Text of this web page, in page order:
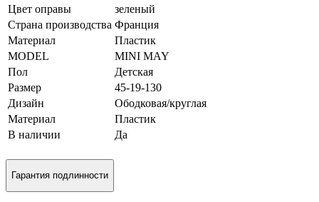
Цвет оправы
зеленый
Страна производства Франция
Материал
Пластик
MODEL
MINI MAY
Пол
Детская
Размер
45-19-130
Дизайн
Ободковая/круглая
Материал
Пластик
В наличии
Да
Гарантия подлинности